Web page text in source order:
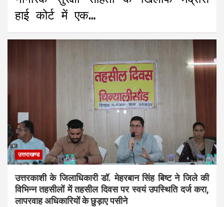
हाई कोर्ट में एक…
उत्तराखण्ड
उत्तरकाशी के जिलाधिकारी डॉ. मेहरबान सिंह बिष्ट ने जिले की
विभिन्न तहसीलों में तहसील दिवस पर स्वयं उपस्थिति दर्ज करा,
लापरवाह अधिकारियों के छुड़ाए पसीने